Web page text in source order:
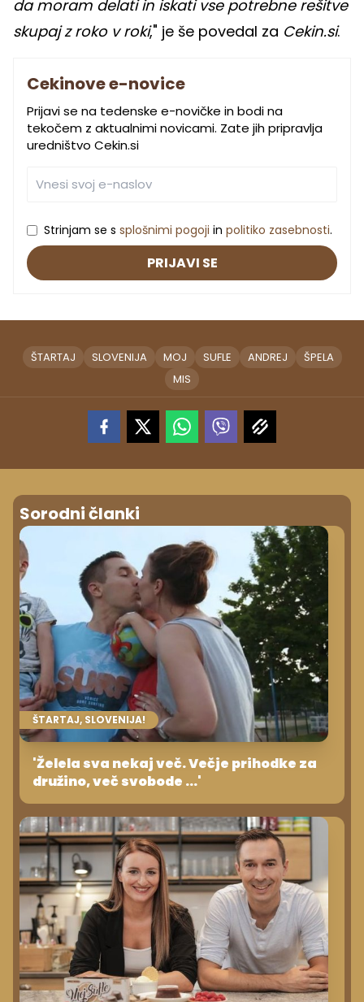
da moram delati in iskati vse potrebne rešitve
skupaj z roko v roki," je še povedal za Cekin.si.
Cekinove e-novice
Prijavi se na tedenske e-novičke in bodi na
tekočem z aktualnimi novicami. Zate jih pripravlja
uredništvo Cekin.si
Strinjam se s splošnimi pogoji in politiko zasebnosti.
PRIJAVI SE
ŠTARTAJ SLOVENIJA MOJ SUFLE ANDREJ
ŠPELA
MIS
Sorodni članki
ŠTARTAJ, SLOVENIJA!
'Želela sva nekaj več. Večje prihodke za
družino, več svobode ...'